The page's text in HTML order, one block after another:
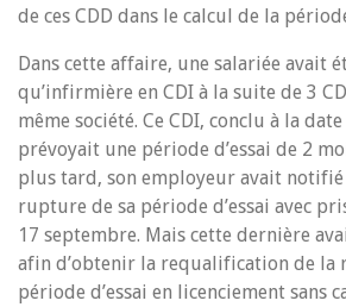
de ces CDD dans le calcul de la
Dans cette affaire, une salariée avait
qu’infirmière en CDI à la suite de 3
même société. Ce CDI, conclu à la
prévoyait une période d’essai de 2
plus tard, son employeur avait notifié
rupture de sa période d’essai avec
17 septembre. Mais cette dernière
afin d’obtenir la requalification de la
période d’essai en licenciement sans